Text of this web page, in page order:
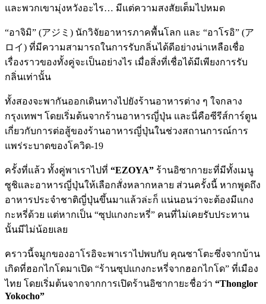
และพวกเขามุ่งหวังอะไร… มีแต่ความสงสัยเต็มไปหมด
“อาจิมิ” (アジミ) นักวิจัยอาหารภาคพื้นโลก และ “อาโรอิ” (ア
ロイ) ที่มีความสามารถในการรับกลิ่นได้ดีอย่างน่าเหลือเชื่อ
เรื่องราวของทั้งคู่จะเป็นอย่างไร เมื่อสิ่งที่เชื่อได้มีเพียงการรับ
กลิ่นเท่านั้น
ทั้งสองจะพากันออกเดินทางไปยังร้านอาหารต่าง ๆ ใจกลาง
กรุงเทพฯ โดยเริ่มต้นจากร้านอาหารญี่ปุ่น และนี่คือซีรีส์การ์ตูน
เกี่ยวกับการต่อสู้ของร้านอาหารญี่ปุ่นในช่วงสถานการณ์การ
แพร่ระบาดของโควิด-19
ครั้งที่แล้ว ทั้งคู่พาเราไปที่ “EZOYA” ร้านอิซากายะที่มีทั้งเมนู
ซูชิและอาหารญี่ปุ่นให้เลือกสั่งหลากหลาย ส่วนครั้งนี้ หากพูดถึง
อาหารประจำชาติญี่ปุ่นขึ้นมาแล้วล่ะก็ แน่นอนว่าจะต้องมีแกง
กะหรี่ด้วย แต่หากเป็น “ซุปแกงกะหรี่” คนที่ไม่เคยรับประทาน
นั้นมีไม่น้อยเลย
คราวนี้จมูกของอาโรอิจะพาเราไปพบกับ คุณซาโตะซึ่งจากบ้าน
เกิดที่ฮอกไกโดมาเปิด “ร้านซุปแกงกะหรี่จากฮอกไกโด” ที่เมือง
ไทย โดยเริ่มต้นจากจากการเปิดร้านอิซากายะชื่อว่า “Thonglor
Yokocho”